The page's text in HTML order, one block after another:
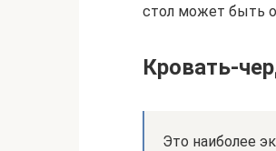
стол может быть
Кровать-
Это наиболее